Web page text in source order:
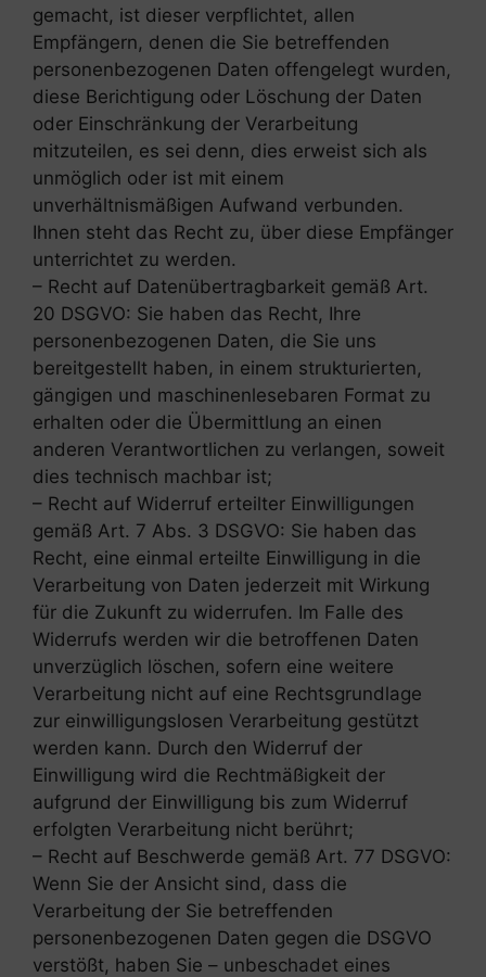
gemacht, ist dieser verpflichtet, allen
Empfängern, denen die Sie betreffenden
personenbezogenen Daten offengelegt wurden,
diese Berichtigung oder Löschung der Daten
oder Einschränkung der Verarbeitung
mitzuteilen, es sei denn, dies erweist sich als
unmöglich oder ist mit einem
unverhältnismäßigen Aufwand verbunden.
Ihnen steht das Recht zu, über diese Empfänger
unterrichtet zu werden.
– Recht auf Datenübertragbarkeit gemäß Art.
20 DSGVO: Sie haben das Recht, Ihre
personenbezogenen Daten, die Sie uns
bereitgestellt haben, in einem strukturierten,
gängigen und maschinenlesebaren Format zu
erhalten oder die Übermittlung an einen
anderen Verantwortlichen zu verlangen, soweit
dies technisch machbar ist;
– Recht auf Widerruf erteilter Einwilligungen
gemäß Art. 7 Abs. 3 DSGVO: Sie haben das
Recht, eine einmal erteilte Einwilligung in die
Verarbeitung von Daten jederzeit mit Wirkung
für die Zukunft zu widerrufen. Im Falle des
Widerrufs werden wir die betroffenen Daten
unverzüglich löschen, sofern eine weitere
Verarbeitung nicht auf eine Rechtsgrundlage
zur einwilligungslosen Verarbeitung gestützt
werden kann. Durch den Widerruf der
Einwilligung wird die Rechtmäßigkeit der
aufgrund der Einwilligung bis zum Widerruf
erfolgten Verarbeitung nicht berührt;
– Recht auf Beschwerde gemäß Art. 77 DSGVO:
Wenn Sie der Ansicht sind, dass die
Verarbeitung der Sie betreffenden
personenbezogenen Daten gegen die DSGVO
verstößt, haben Sie – unbeschadet eines